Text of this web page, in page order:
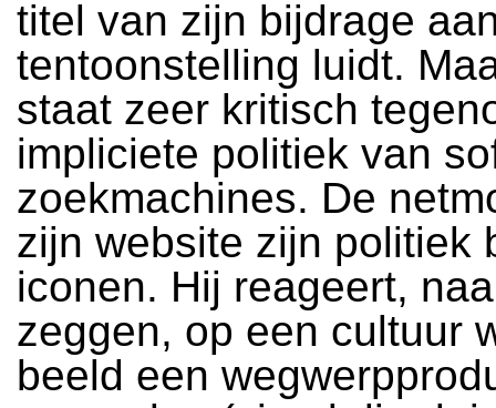
titel van zijn bijdrage
tentoonstelling luidt.
staat zeer kritisch
impliciete politiek van
zoekmachines. De
zijn website zijn politiek
iconen. Hij reageert,
zeggen, op een cultuur
beeld een